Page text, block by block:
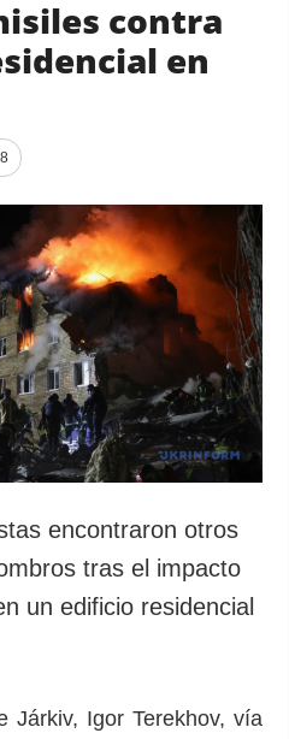
contra
en
encontraron otros
tras el impacto
un edificio residencial
Járkiv, Igor Terekhov, vía